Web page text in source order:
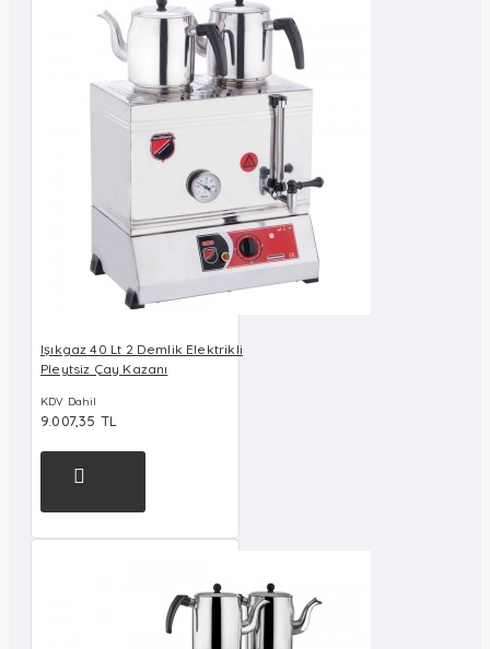
Işıkgaz 40 Lt 2 Demlik Elektrikli
Pleytsiz Çay Kazanı
KDV Dahil
9.007,35 TL